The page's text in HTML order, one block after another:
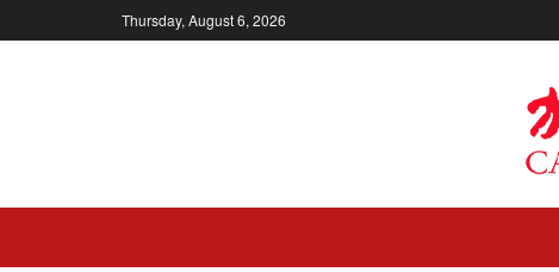
Thursday, August 6, 2026